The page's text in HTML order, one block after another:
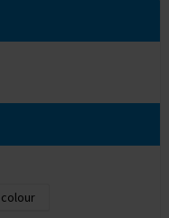
colour